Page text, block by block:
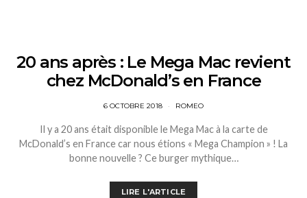
20 ans après : Le Mega Mac revient
chez McDonald’s en France
6 OCTOBRE 2018 ROMEO
Il y a 20 ans était disponible le Mega Mac à la carte de
McDonald’s en France car nous étions « Mega Champion » ! La
bonne nouvelle ? Ce burger mythique…
LIRE L'ARTICLE